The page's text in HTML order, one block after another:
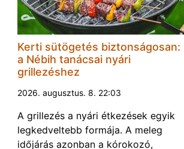
Kerti sütögetés biztonságosan:
a Nébih tanácsai nyári
grillezéshez
2026. augusztus. 8. 22:03
A grillezés a nyári étkezések egyik
legkedveltebb formája. A meleg
időjárás azonban a kórokozó,